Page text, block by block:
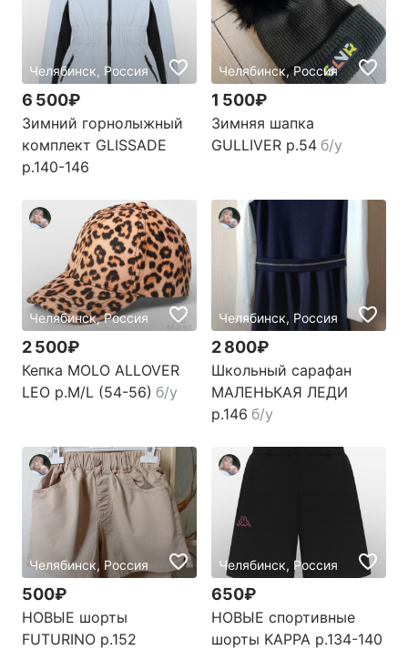
Челябинск, Россия
6 500₽
Зимний горнолыжный
комплект GLISSADE
р.140-146
Челябинск, Россия
1 500₽
Зимняя шапка
GULLIVER р.54 б/у
Челябинск, Россия
2 500₽
Кепка MOLO ALLOVER
LEO р.M/L (54-56) б/у
Челябинск, Россия
2 800₽
Школьный сарафан
МАЛЕНЬКАЯ ЛЕДИ
р.146 б/у
Челябинск, Россия
500₽
НОВЫЕ шорты
FUTURINO р.152
Челябинск, Россия
650₽
НОВЫЕ спортивные
шорты KAPPA р.134-140